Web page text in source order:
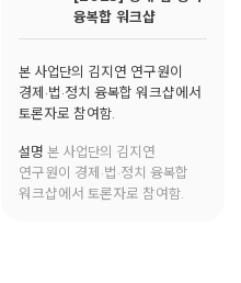
융복합 워크샵
본 사업단의 김지연 연구원이
경제·법·정치 융복합 워크샵에서
토론자로 참여함.
설명 본 사업단의 김지연
연구원이 경제·법·정치 융복합
워크샵에서 토론자로 참여함.